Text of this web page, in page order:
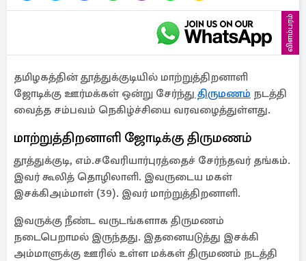
விளம்பரம்
தமிழகத்தின் தூத்துக்குடியில் மாற்றுத்திறனாளி
ஜோடிக்கு ஊர்மக்கள் ஒன்று சேர்ந்து திருமணம் நடத்தி
வைத்த சம்பவம் நெகிழ்ச்சியை வரவழைத்துள்ளது.
மாற்றுத்திறனாளி ஜோடிக்கு திருமணம்
தூத்துக்குடி, எம்.சவேரியார்புரத்தைச் சேர்ந்தவர் தங்கம்.
இவர் கூலித் தொழிலாளி. இவருடைய மகள்
இசக்கிஅம்மாள் (39). இவர் மாற்றுத்திறனாளி.
இவருக்கு நீண்ட வருடங்களாக திருமணம்
நடைபெறாமல் இருந்தது. இதனையடுத்து இசக்கி
அம்மாளுக்கு ஊரில் உள்ள மக்கள் திருமணம் நடத்தி